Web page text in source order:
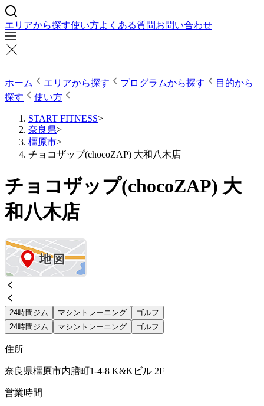
エリアから探す使い方よくある質問お問い合わせ
ホーム エリアから探す プログラムから探す
目的から
探す
使い方
START FITNESS>
奈良県>
橿原市>
チョコザップ(chocoZAP) 大和八木店
チョコザップ(chocoZAP) 大
和八木店
24時間ジム マシントレーニング
ゴルフ
24時間ジム
マシントレーニング ゴルフ
住所
奈良県橿原市内膳町1-4-8 K&Kビル 2F
営業時間